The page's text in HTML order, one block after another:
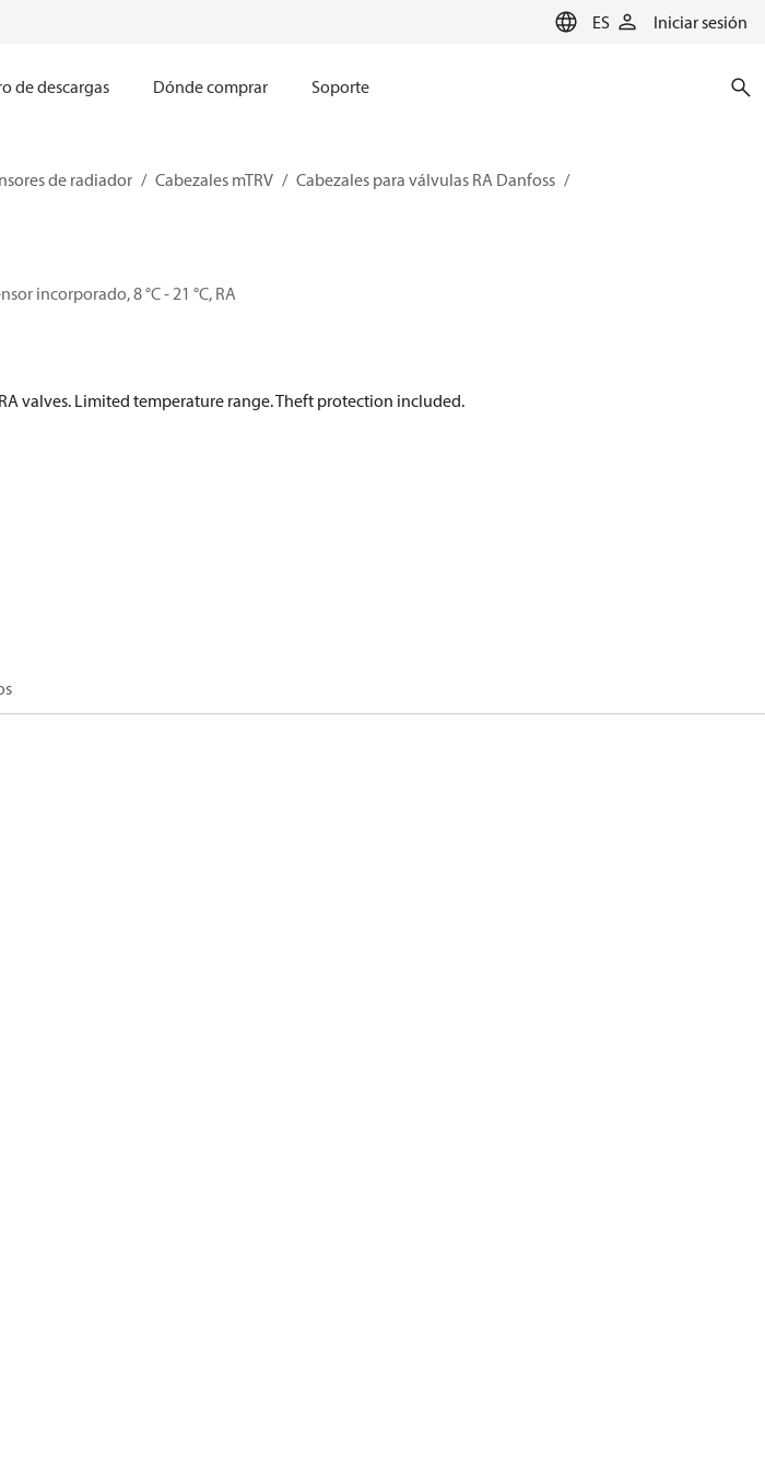
ES Iniciar sesión
de descargas Dónde comprar Soporte
de radiador Cabezales mTRV
Cabezales para válvulas RA Danfoss
incorporado, 8 °C - 21 °C, RA
valves. Limited temperature range. Theft protection included.